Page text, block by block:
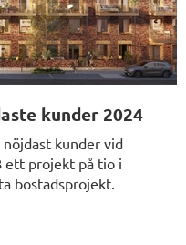
kunder 2024
kunder vid
ett projekt på tio i
bostadsprojekt.